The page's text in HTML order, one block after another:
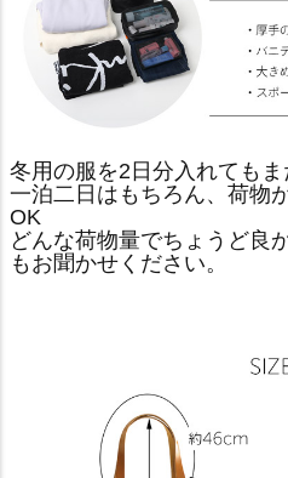
冬用の服を2日分入れてもま
一泊二日はもちろん、荷物
OK
どんな荷物量でちょうど良
もお聞かせください。